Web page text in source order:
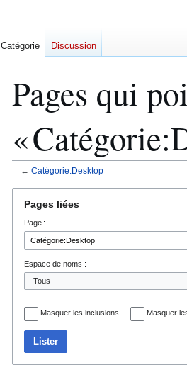
Pages qui
«
← Catégorie:Desktop
navigation
recherche
Pages liées
Page :
Espace de noms :
Masquer les inclusions Masquer
Lister
Catégorie Discussion